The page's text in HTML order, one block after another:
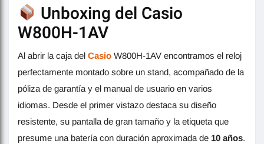
Unboxing del Casio
W800H-1AV
Al abrir la caja del Casio W800H-1AV encontramos el reloj
perfectamente montado sobre un stand, acompañado de la
póliza de garantía y el manual de usuario en varios
idiomas. Desde el primer vistazo destaca su diseño
resistente, su pantalla de gran tamaño y la etiqueta que
presume una batería con duración aproximada de 10 años.